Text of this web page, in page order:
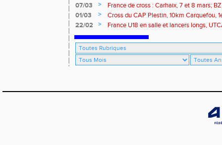
07/03
>
France de cross : Carhaix, 7 et 8 mars;
Brieuc, 7 mars
01/03 >
Cross du CAP Plestin, 10km Carquefou,
22/02
> France U18 en salle et lancers longs,